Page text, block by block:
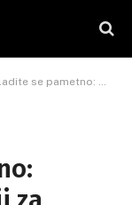
Hisense klima uređaji za bezbrižno ljeto